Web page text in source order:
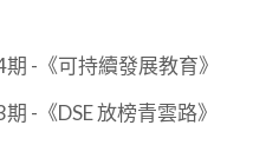
-《可持續發展教育》
-《DSE 放榜青雲路》